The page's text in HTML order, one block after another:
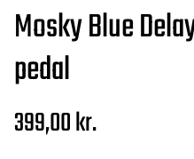
Mosky Blue
pedal
399,00 kr.